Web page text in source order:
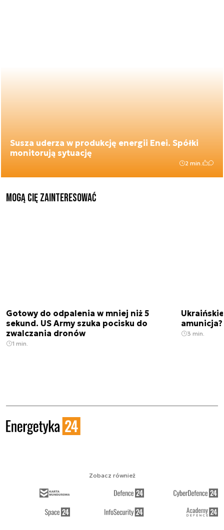
Susza uderza w produkcję energii Enei. Spółki
monitorują sytuację
2 min.
Mogą Cię zainteresować
Gotowy do odpalenia w mniej niż 5
sekund. US Army szuka pocisku do
zwalczania dronów
1 min.
amunicja?
3 min.
Zobacz również